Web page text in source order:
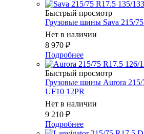
Быстрый просмотр
Грузовые шины Sava 215/
Нет в наличии
8 970 ₽
Подробнее
Быстрый просмотр
Грузовые шины Aurora 215/
UF10 12PR
Нет в наличии
9 210 ₽
Подробнее